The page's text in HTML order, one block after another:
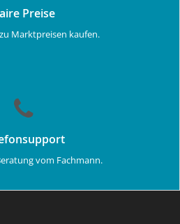
Preise
Marktpreisen kaufen.
vom Fachmann.